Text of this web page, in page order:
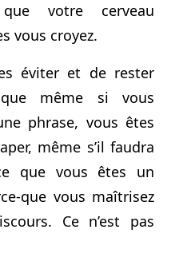
que votre cerveau
vous croyez.
éviter et de rester
même si vous
phrase, vous êtes
même s’il faudra
que vous êtes un
que vous maîtrisez
Ce n’est pas